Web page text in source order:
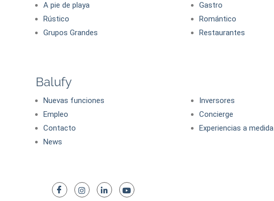
A pie de playa
Rústico
Grupos Grandes
Gastro
Romántico
Restaurantes
Balufy
Nuevas funciones
Empleo
Contacto
News
Inversores
Concierge
Experiencias a medida